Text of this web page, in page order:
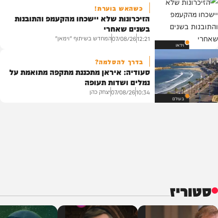
וידאו
כשהאש בוערת!
הזיכרונות שלא יישכחו מהקעמפ והתובנות
בשנים שאחרי
12:21
07/08/26המחדש בשיתוף "וימאן"
בעולם
בדרך להסלמה?
סעודיה: איראן מתכננת מתקפה מתואמת על
נמלים ושדות תעופה
10:34
07/08/26יצחק כהן
סטוריז